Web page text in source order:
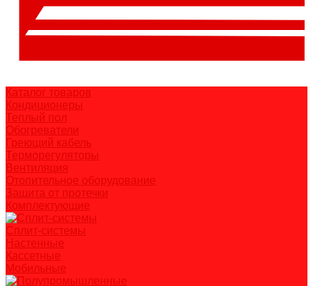
Каталог товаров
Кондиционеры
Теплый пол
Обогреватели
Греющий кабель
Терморегуляторы
Вентиляция
Отопительное оборудование
Защита от протечки
Комплектующие
Сплит-системы
Настенные
Кассетные
Мобильные